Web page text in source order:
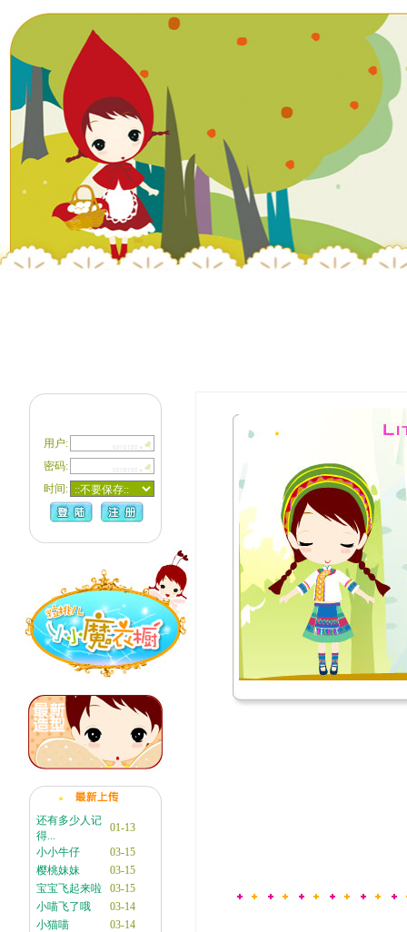
用户:
密码:
时间:
还有多少人记
得...
01-13
小小牛仔
03-15
樱桃妹妹
03-15
宝宝飞起来啦
03-15
小喵飞了哦
03-14
小猫喵
03-14